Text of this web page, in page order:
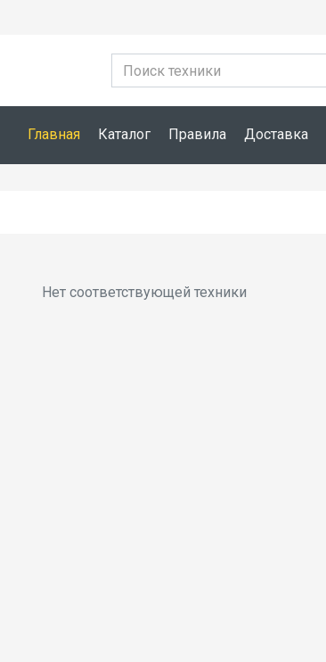
Главная Каталог Правила Доставка
Нет соответствующей техники